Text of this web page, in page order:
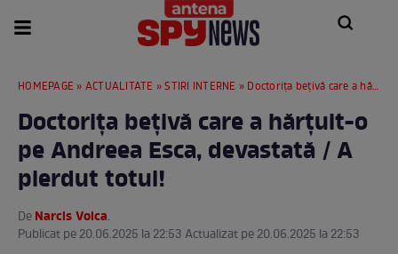
HOMEPAGE » ACTUALITATE »STIRI INTERNE » Doctorița bețivă care a hărțuit-o pe Andreea Esca, devastată / A pierdut totul!
Doctorița bețivă care a hărțuit-o
pe Andreea Esca, devastată / A
pierdut totul!
DeNarcis Voica.
Publicat pe 20.06.2025 la 22:53 Actualizat pe 20.06.2025 la 22:53